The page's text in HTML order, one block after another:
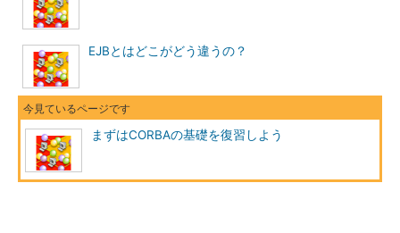
EJBとはどこがどう違うの？
まずはCORBAの基礎を復習しよう